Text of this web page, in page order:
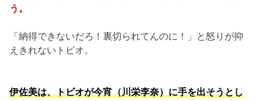
う。
「納得できないだろ！裏切られてんのに！」と怒りが抑
えきれないトビオ。
伊佐美は、トビオが今宵（川栄李奈）に手を出そうとし